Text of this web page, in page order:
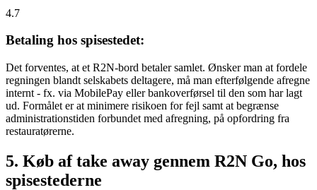
4.7
Betaling hos spisestedet:
Det forventes, at et R2N-bord betaler samlet. Ønsker man at fordele
regningen blandt selskabets deltagere, må man efterfølgende afregne
internt - fx. via MobilePay eller bankoverførsel til den som har lagt
ud. Formålet er at minimere risikoen for fejl samt at begrænse
administrationstiden forbundet med afregning, på opfordring fra
restauratørerne.
5. Køb af take away gennem R2N Go, hos
spisestederne